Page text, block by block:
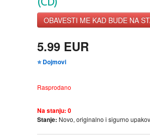
EDUKATIVNI
ESEJISTIKA
FANTASTIKA
HOROR
OBAVESTI ME KAD BUDE NA
5.99 EUR
⭐ Dojmovi
Rasprodano
Na stanju: 0
Stanje: Novo, originalno i sigurno